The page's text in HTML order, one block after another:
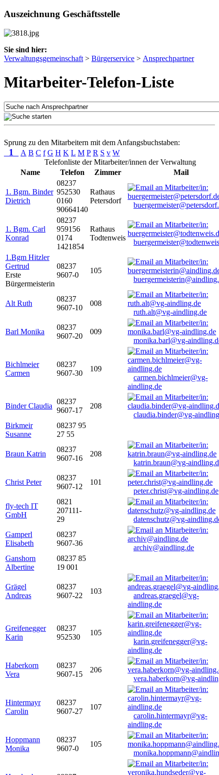
Auszeichnung Geschäftsstelle
Sie sind hier:
Verwaltungsgemeinschaft > Bürgerservice > Ansprechpartner
Mitarbeiter-Telefon-Liste
Sprung zu den Mitarbeitern mit dem Anfangsbuchstaben:
1 A B C f G H K L M P R S v W
Telefonliste der Mitarbeiter/innen der Verwaltung
Name
Telefon Zimmer Mail
1. Bgm. Binder
Dietrich
08237
952530
0160
90664140
Rathaus
Petersdorf
1. Bgm. Carl
Konrad
08237
959156
0174
1421854
Rathaus
Todtenweis
1.Bgm Hitzler
Gertrud
Erste
Bürgermeisterin
08237
9607-0
105
Alt Ruth
08237
9607-10
008
ruth.alt@vg-aindling.de
Barl Monika
08237
9607-20
009
monika.barl@vg-
Bichlmeier
Carmen
08237
9607-30
109
carmen.bichlmeier@vg-
aindling.de
Binder Claudia
08237
9607-17
208
claudia.binder@vg-
Birkmeir
Susanne
08237 95
27 55
Braun Katrin
08237
9607-16
208
katrin.braun@vg-
Christ Peter
08237
9607-12
101
peter.christ@vg-aindling.de
fly-tech IT
GmbH
0821
207111-
29
datenschutz@vg-
Gamperl
Elisabeth
08237
9607-36
archiv@aindling.de
Ganshorn
Albertine
08237 85
19 001
Grägel
Andreas
08237
9607-22
103
andreas.graegel@vg-
aindling.de
Greifenegger
Karin
08237
952530
105
karin.greifenegger@vg-
aindling.de
Haberkorn
Vera
08237
9607-15
206
vera.haberkorn@vg-
Hintermayr
Carolin
08237
9607-27
107
carolin.hintermayr@vg-
aindling.de
Hoppmann
Monika
08237
9607-0
105